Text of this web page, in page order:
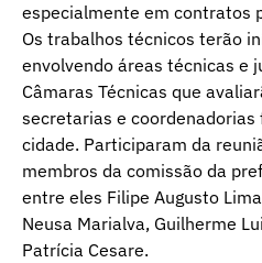
especialmente em contratos
Os trabalhos técnicos terão
envolvendo áreas técnicas e
Câmaras Técnicas que
secretarias e
cidade. Participaram da
membros da comissão da
entre eles Filipe Augusto
Neusa Marialva, Guilherme
Patrícia Cesare.